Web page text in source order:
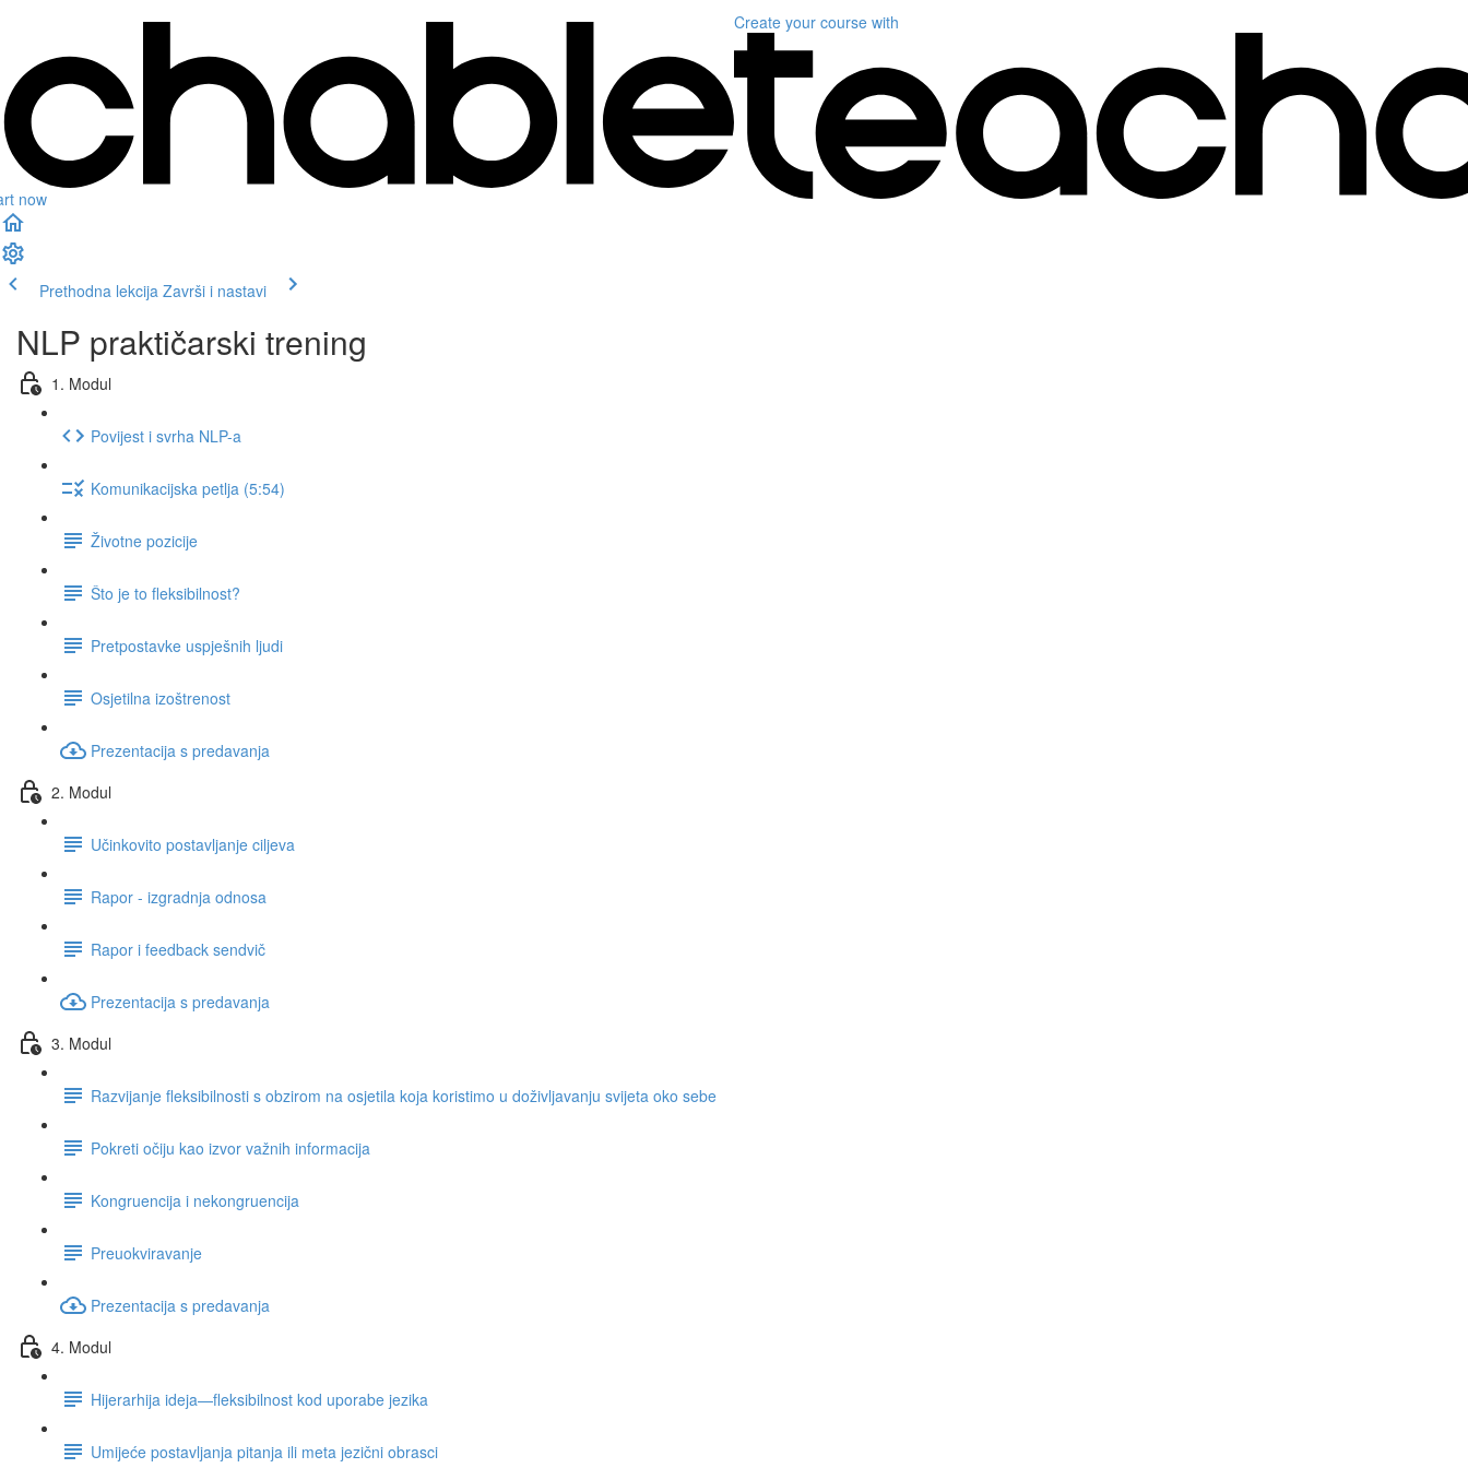
now
Create your course with
Prethodna lekcija Završi i nastavi
NLP praktičarski trening
1. Modul
Povijest i svrha NLP-a
Komunikacijska petlja (5:54)
Životne pozicije
Što je to fleksibilnost?
Pretpostavke uspješnih ljudi
Osjetilna izoštrenost
Prezentacija s predavanja
2. Modul
Učinkovito postavljanje ciljeva
Rapor - izgradnja odnosa
Rapor i feedback sendvič
Prezentacija s predavanja
3. Modul
Razvijanje fleksibilnosti s obzirom na osjetila koja koristimo u doživljavanju svijeta oko sebe
Pokreti očiju kao izvor važnih informacija
Kongruencija i nekongruencija
Preuokviravanje
Prezentacija s predavanja
4. Modul
Hijerarhija ideja—fleksibilnost kod uporabe jezika
Umijeće postavljanja pitanja ili meta jezični obrasci